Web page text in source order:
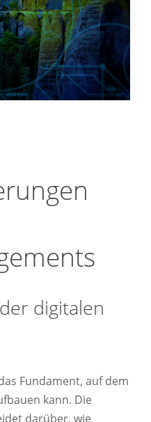
digitalen
Fundament, auf dem
kann. Die
darüber, wie